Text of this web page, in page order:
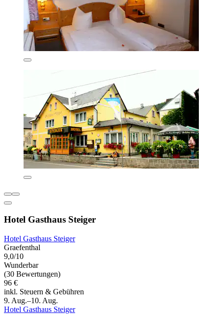
Hotel Gasthaus Steiger
Hotel Gasthaus Steiger
Graefenthal
9,0/10
Wunderbar
(30 Bewertungen)
96 €
inkl. Steuern & Gebühren
9. Aug.–10. Aug.
Hotel Gasthaus Steiger